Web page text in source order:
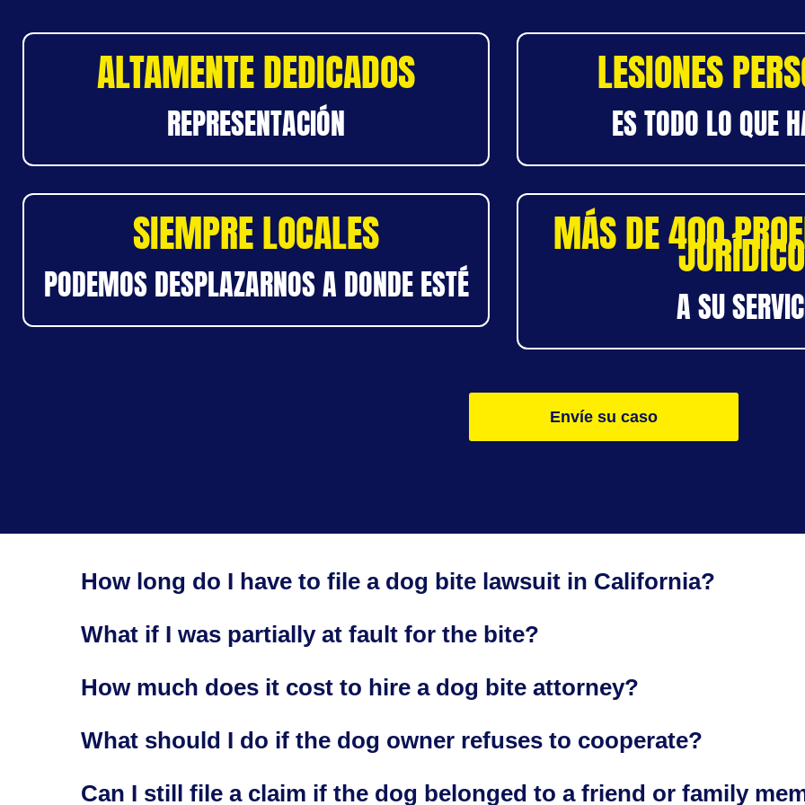
ALTAMENTE DEDICADOS
REPRESENTACIÓN
LESIONES
ES TODO LO QUE
SIEMPRE LOCALES
PODEMOS DESPLAZARNOS A DONDE ESTÉ
MÁS DE 400
A SU
Envíe su caso
How long do I have to file a dog bite lawsuit in California?
What if I was partially at fault for the bite?
How much does it cost to hire a dog bite attorney?
What should I do if the dog owner refuses to cooperate?
Can I still file a claim if the dog belonged to a friend or family